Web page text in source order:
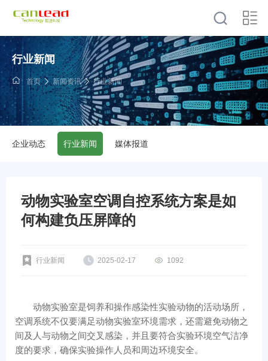
行业新闻
首页 新闻资讯 行业新闻
企业动态 行业新闻 媒体报道
动物实验室空调自控系统方案是如
何构建负压屏障的
行业新闻 2025-02-17 1092
动物实验室是饲养和操作感染性实验动物的活动场所，
空调系统不仅要满足动物实验室环境需求，还需避免动物之
间及人与动物之间交叉感染，并且要符合实验环境空气洁净
度的要求，确保实验操作人员和周边环境安全。